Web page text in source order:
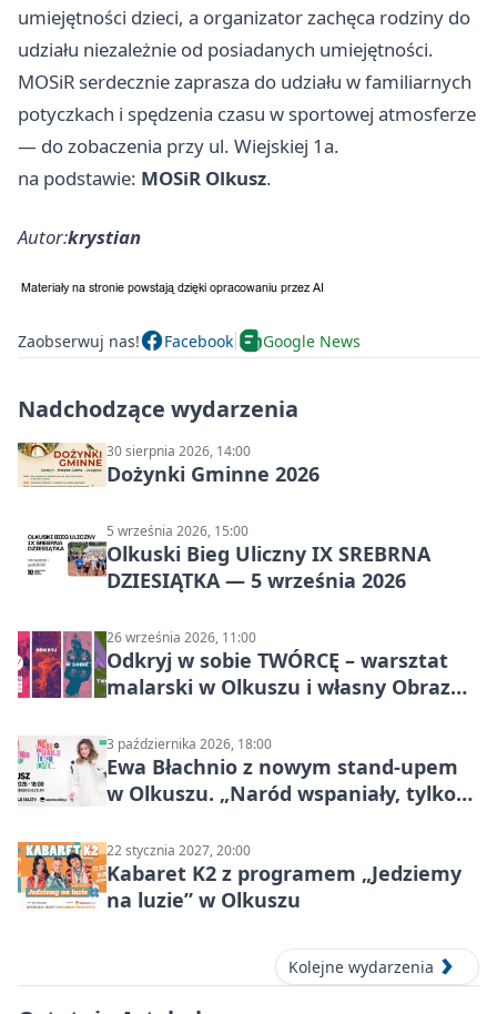
umiejętności dzieci, a organizator zachęca rodziny do
udziału niezależnie od posiadanych umiejętności.
MOSiR serdecznie zaprasza do udziału w familiarnych
potyczkach i spędzenia czasu w sportowej atmosferze
— do zobaczenia przy ul. Wiejskiej 1a.
na podstawie: MOSiR Olkusz.
Autor:krystian
Zaobserwuj nas! Facebook Google News
Nadchodzące wydarzenia
30 sierpnia 2026, 14:00
Dożynki Gminne 2026
5 września 2026, 15:00
Olkuski Bieg Uliczny IX SREBRNA
DZIESIĄTKA — 5 września 2026
26 września 2026, 11:00
Odkryj w sobie TWÓRCĘ – warsztat
malarski w Olkuszu i własny Obraz
3 października 2026, 18:00
Ewa Błachnio z nowym stand-upem
w Olkuszu. „Naród wspaniały, tylko
22 stycznia 2027, 20:00
Kabaret K2 z programem „Jedziemy
na luzie” w Olkuszu
Kolejne wydarzenia